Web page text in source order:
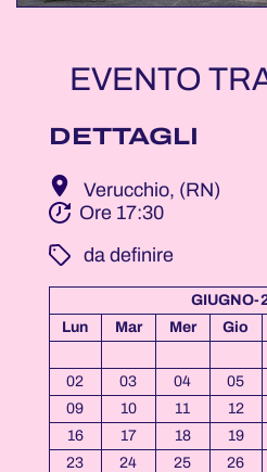
EVENTO
DETTAGLI
Verucchio, (RN)
Ore 17:30
­ da definire
GIUGNO-
Lun
Mar Mer Gio
02
03 04 05
09
10 11 12
16
17 18 19
23
24 25 26